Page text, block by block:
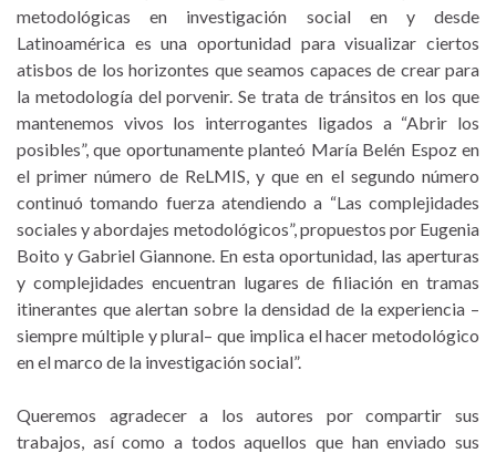
metodológicas en investigación social en y desde
Latinoamérica es una oportunidad para visualizar ciertos
atisbos de los horizontes que seamos capaces de crear para
la metodología del porvenir. Se trata de tránsitos en los que
mantenemos vivos los interrogantes ligados a “Abrir los
posibles”, que oportunamente planteó María Belén Espoz en
el primer número de ReLMIS, y que en el segundo número
continuó tomando fuerza atendiendo a “Las complejidades
sociales y abordajes metodológicos”, propuestos por Eugenia
Boito y Gabriel Giannone. En esta oportunidad, las aperturas
y complejidades encuentran lugares de filiación en tramas
itinerantes que alertan sobre la densidad de la experiencia –
siempre múltiple y plural– que implica el hacer metodológico
en el marco de la investigación social”.
Queremos agradecer a los autores por compartir sus
trabajos, así como a todos aquellos que han enviado sus